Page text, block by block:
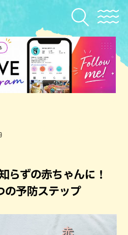
らずの赤ちゃんに！
の予防ステップ